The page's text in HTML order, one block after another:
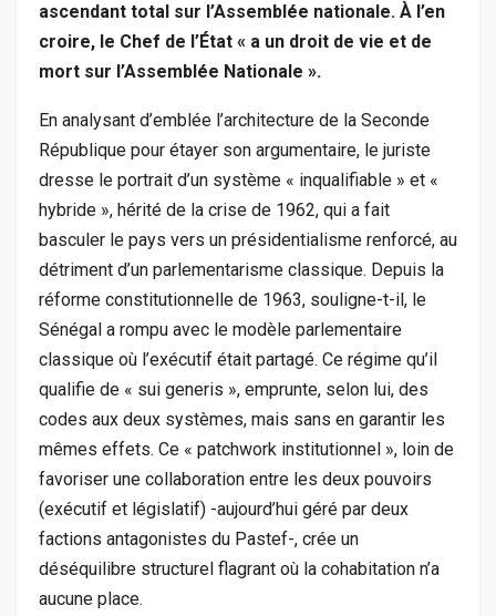
ascendant total sur l’Assemblée nationale. À l’en
croire, le Chef de l’État « a un droit de vie et de
mort sur l’Assemblée Nationale ».
En analysant d’emblée l’architecture de la Seconde
République pour étayer son argumentaire, le juriste
dresse le portrait d’un système « inqualifiable » et «
hybride », hérité de la crise de 1962, qui a fait
basculer le pays vers un présidentialisme renforcé, au
détriment d’un parlementarisme classique. Depuis la
réforme constitutionnelle de 1963, souligne-t-il, le
Sénégal a rompu avec le modèle parlementaire
classique où l’exécutif était partagé. Ce régime qu’il
qualifie de « sui generis », emprunte, selon lui, des
codes aux deux systèmes, mais sans en garantir les
mêmes effets. Ce « patchwork institutionnel », loin de
favoriser une collaboration entre les deux pouvoirs
(exécutif et législatif) -aujourd’hui géré par deux
factions antagonistes du Pastef-, crée un
déséquilibre structurel flagrant où la cohabitation n’a
aucune place.